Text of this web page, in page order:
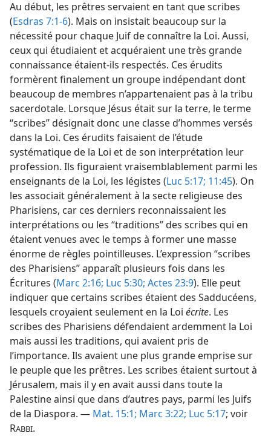
Au début, les prêtres servaient en tant que scribes
(Esdras 7:1-6). Mais on insistait beaucoup sur la
nécessité pour chaque Juif de connaître la Loi. Aussi,
ceux qui étudiaient et acquéraient une très grande
connaissance étaient-​ils respectés. Ces érudits
formèrent finalement un groupe indépendant dont
beaucoup de membres n’appartenaient pas à la tribu
sacerdotale. Lorsque Jésus était sur la terre, le terme
“scribes” désignait donc une classe d’hommes versés
dans la Loi. Ces érudits faisaient de l’étude
systématique de la Loi et de son interprétation leur
profession. Ils figuraient vraisemblablement parmi les
enseignants de la Loi, les légistes (Luc 5:17; 11:45). On
les associait généralement à la secte religieuse des
Pharisiens, car ces derniers reconnaissaient les
interprétations ou les “traditions” des scribes qui en
étaient venues avec le temps à former une masse
énorme de règles pointilleuses. L’expression “scribes
des Pharisiens” apparaît plusieurs fois dans les
Écritures (Marc 2:16; Luc 5:30; Actes 23:9). Elle peut
indiquer que certains scribes étaient des Sadducéens,
lesquels croyaient seulement en la Loi écrite. Les
scribes des Pharisiens défendaient ardemment la Loi
mais aussi les traditions, qui avaient pris de
l’importance. Ils avaient une plus grande emprise sur
le peuple que les prêtres. Les scribes étaient surtout à
Jérusalem, mais il y en avait aussi dans toute la
Palestine ainsi que dans d’autres pays, parmi les Juifs
de la Diaspora. — Mat. 15:1; Marc 3:22; Luc 5:17; voir
RABBI.